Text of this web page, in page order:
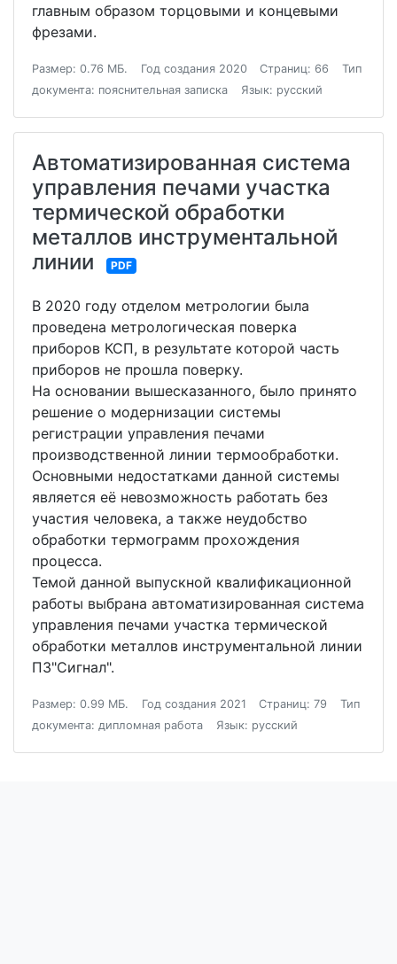
главным образом торцовыми и концевыми
фрезами.
Размер: 0.76 МБ. Год создания 2020 Страниц: 66
Тип
документа: пояснительная записка
Язык: русский
Автоматизированная система
управления печами участка
термической обработки
металлов инструментальной
линии
PDF
В 2020 году отделом метрологии была
проведена метрологическая поверка
приборов КСП, в результате которой часть
приборов не прошла поверку.
На основании вышесказанного, было принято
решение о модернизации системы
регистрации управления печами
производственной линии термообработки.
Основными недостатками данной системы
является её невозможность работать без
участия человека, а также неудобство
обработки термограмм прохождения
процесса.
Темой данной выпускной квалификационной
работы выбрана автоматизированная система
управления печами участка термической
обработки металлов инструментальной линии
ПЗ"Сигнал".
Размер: 0.99 МБ. Год создания 2021 Страниц: 79
Тип
документа: дипломная работа
Язык: русский